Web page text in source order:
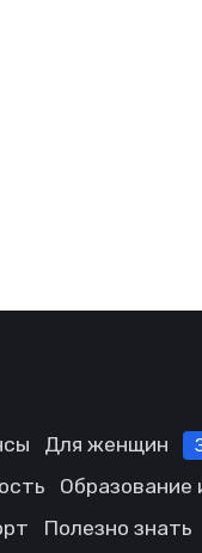
Для женщин
Образование
Полезно знать